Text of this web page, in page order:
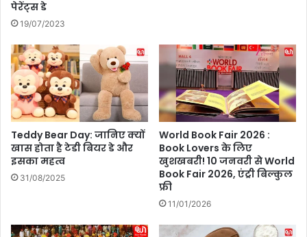
का
सं
र
क्ष
क
औ
र
प्र
श
मा
र्ग
टे
गा
भ
रो
सा
या
हो
गा
न
या
आ
'
पेरेंट्स डे
19/07/2023
Teddy Bear Day: जानिए क्यों
खास होता है टेडी बियर डे और
इसका महत्व
31/08/2025
World Book Fair 2026 :
Book Lovers के लिए
खुशखबरी! 10 जनवरी से World
Book Fair 2026, एंट्री बिल्कुल
फ्री
11/01/2026